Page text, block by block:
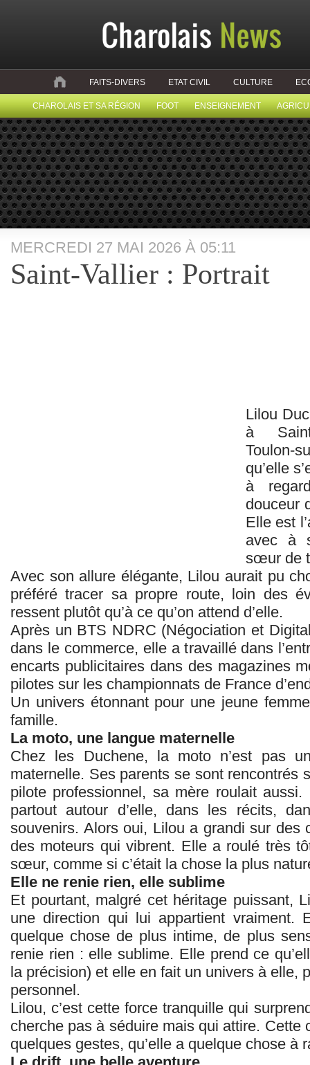
FAITS-DIVERS ETAT CIVIL CULTURE
CHAROLAIS ET SA RÉGION FOOT ENSEIGNEMENT
MERCREDI 27 MAI 2026 À 05:11
Saint-Vallier : Portrait
Lilou
à
qu’elle
à
douceur
Elle est
avec à
sœur de
Avec son allure élégante, Lilou aurait pu
préféré tracer sa propre route, loin des
ressent plutôt qu’à ce qu’on attend d’elle.
Après un BTS NDRC (Négociation et
dans le commerce, elle a travaillé dans
encarts publicitaires dans des magazines
pilotes sur les championnats de France
Un univers étonnant pour une jeune
famille.
La moto, une langue maternelle
Chez les Duchene, la moto n’est pas
maternelle. Ses parents se sont rencontrés
pilote professionnel, sa mère roulait
partout autour d’elle, dans les récits,
souvenirs. Alors oui, Lilou a grandi sur des
des moteurs qui vibrent. Elle a roulé très
sœur, comme si c’était la chose la plus
Elle ne renie rien, elle sublime
Et pourtant, malgré cet héritage puissant,
une direction qui lui appartient vraiment.
quelque chose de plus intime, de plus
renie rien : elle sublime. Elle prend ce
la précision) et elle en fait un univers à elle,
personnel.
Lilou, c’est cette force tranquille qui
cherche pas à séduire mais qui attire. Cette
quelques gestes, qu’elle a quelque chose à